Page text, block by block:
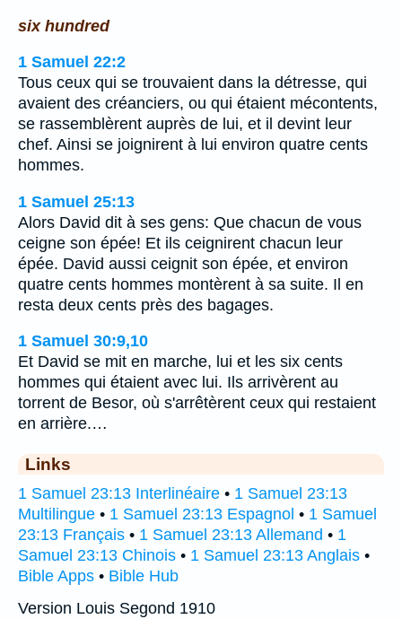
six hundred
1 Samuel 22:2
Tous ceux qui se trouvaient dans la détresse, qui
avaient des créanciers, ou qui étaient mécontents,
se rassemblèrent auprès de lui, et il devint leur
chef. Ainsi se joignirent à lui environ quatre cents
hommes.
1 Samuel 25:13
Alors David dit à ses gens: Que chacun de vous
ceigne son épée! Et ils ceignirent chacun leur
épée. David aussi ceignit son épée, et environ
quatre cents hommes montèrent à sa suite. Il en
resta deux cents près des bagages.
1 Samuel 30:9,10
Et David se mit en marche, lui et les six cents
hommes qui étaient avec lui. Ils arrivèrent au
torrent de Besor, où s'arrêtèrent ceux qui restaient
en arrière.…
Links
1 Samuel 23:13 Interlinéaire • 1 Samuel 23:13
Multilingue • 1 Samuel 23:13 Espagnol • 1 Samuel
23:13 Français • 1 Samuel 23:13 Allemand • 1
Samuel 23:13 Chinois • 1 Samuel 23:13 Anglais •
Bible Apps • Bible Hub
Version Louis Segond 1910